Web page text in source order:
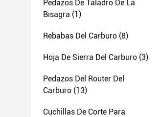
Pedazos De Taladro De La
Bisagra (1)
Rebabas Del Carburo (8)
Hoja De Sierra Del Carburo (3)
Pedazos Del Router Del
Carburo (13)
Cuchillas De Corte Para